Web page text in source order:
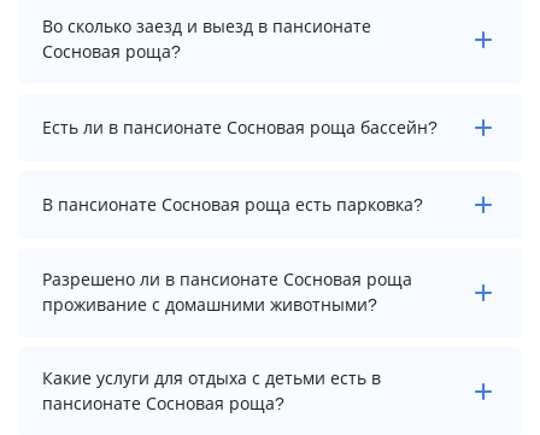
Стоимость проживания в пансионате Сосновая роща
начинается от 10625 рублей. Чтобы увидеть
Во сколько заезд и выезд в пансионате
Сосновая роща?
Заезд возможен после 14:00, а выезд необходимо
Есть ли в пансионате Сосновая роща бассейн?
В пансионате Сосновая роща есть открытый бассейн.
В пансионате Сосновая роща есть парковка?
В пансионате Сосновая роща есть парковка,
уточните информацию перед бронированием у
Разрешено ли в пансионате Сосновая роща
проживание с домашними животными?
Проживание с домашними животными запрещено.
Какие услуги для отдыха с детьми есть в
пансионате Сосновая роща?